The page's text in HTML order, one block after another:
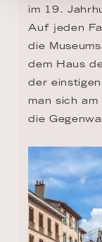
im 19.
Auf jeden
die
dem Haus
der
man sich
die